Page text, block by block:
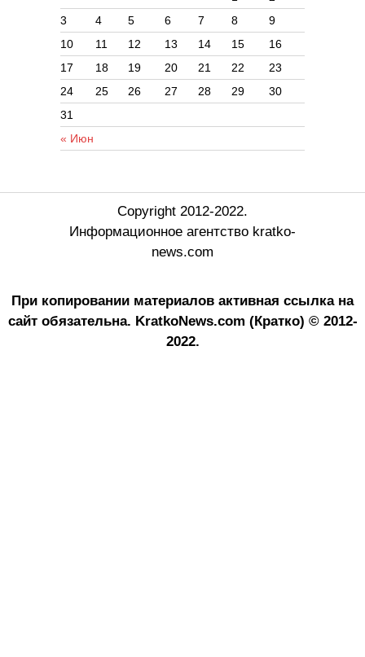
« Июн
3
4 5 6 7 8
9
10
11 12 13 14 15
16
17
18 19 20 21 22
23
24
25 26 27 28 29
30
31
Copyright 2012-2022.
Информационное агентство kratko-
news.com
При копировании материалов активная ссылка на
сайт обязательна. KratkoNews.com (Кратко) © 2012-
2022.